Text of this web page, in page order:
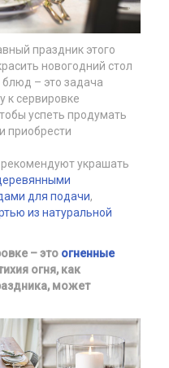
праздник этого
новогодний стол
блюд – это задача
к сервировке
успеть продумать
приобрести
украшать
для подачи,
из натуральной
– это огненные
огня, как
может